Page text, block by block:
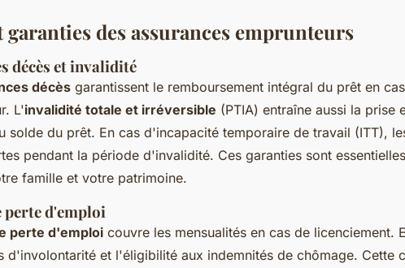
garanties des assurances emprunteurs
décès et invalidité
décès garantissent le remboursement intégral du prêt en
L'invalidité totale et irréversible (PTIA) entraîne aussi la prise
solde du prêt. En cas d'incapacité temporaire de travail (ITT),
pendant la période d'invalidité. Ces garanties sont
famille et votre patrimoine.
perte d'emploi
perte d'emploi couvre les mensualités en cas de licenciement.
d'involontarité et l'éligibilité aux indemnités de chômage. Cette